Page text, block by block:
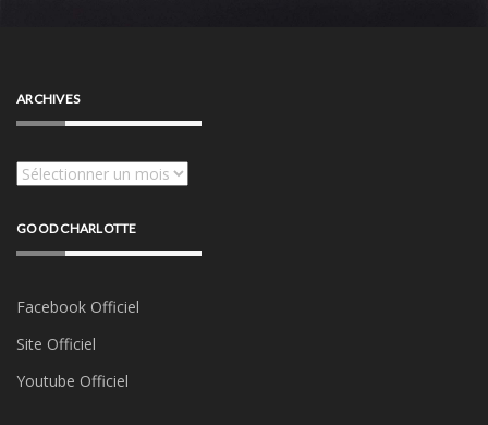
ARCHIVES
Archives
GOOD CHARLOTTE
Facebook Officiel
Site Officiel
Youtube Officiel